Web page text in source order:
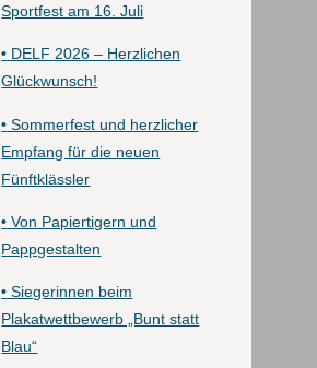
Sportfest am 16. Juli
• DELF 2026 – Herzlichen
Glückwunsch!
• Sommerfest und herzlicher
Empfang für die neuen
Fünftklässler
• Von Papiertigern und
Pappgestalten
• Siegerinnen beim
Plakatwettbewerb „Bunt statt
Blau“